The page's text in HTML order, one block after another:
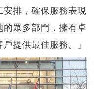
排，確保服務表現
眾多部門，擁有卓
提供最佳服務。」